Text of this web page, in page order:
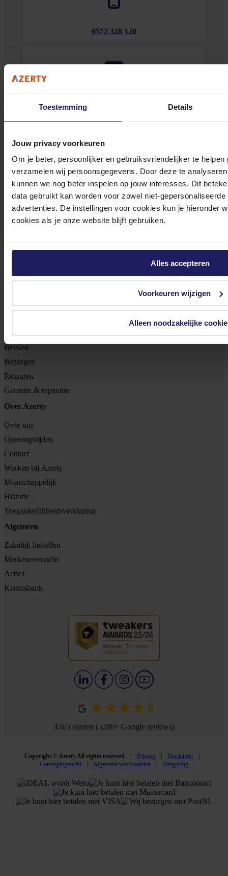
Toestemming Details
Jouw privacy voorkeuren
Om je beter, persoonlijker en gebruiksvriendelijker te
verzamelen wij persoonsgegevens. Door deze te
kunnen we nog beter inspelen op jouw interesses. Dit
data gebruikt kan worden voor zowel niet-
advertenties. De instellingen voor cookies kun je hieronder
cookies als je onze website blijft gebruiken.
Alles accepteren
Voorkeuren wijzigen
Alleen noodzakelijke
0572 328 120
Meld je aan voor onze nieuwsbrief!
Ontvang als eerste de beste deals in je inbox
Meld je aan
Footer
Azerty
BTW nr: NL 8517.04.578.B01
Bestellen
Betalen
Bezorgen
Retouren
Garantie & reparatie
Over Azerty
Over ons
Openingstijden
Contact
Werken bij Azerty
Maatschappelijk
Historie
Toegankelijkheidsverklaring
Algemeen
Zakelijk bestellen
Merkenoverzicht
Acties
Kennisbank
4.6/5 sterren (5200+ Google reviews)
Copyright © Azerty All rights reserved Privacy
Disclaimer
Herroepingsrecht
Algemene voorwaarden Wetgeving